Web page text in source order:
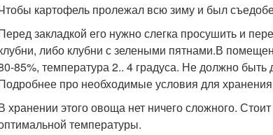
картофель пролежал всю зиму и был
закладкой его нужно слегка просушить и
либо клубни с зелеными пятнами.В
85%, температура 2.. 4 градуса. Не должно
про необходимые условия для
хранении этого овоща нет ничего сложного.
температуры.